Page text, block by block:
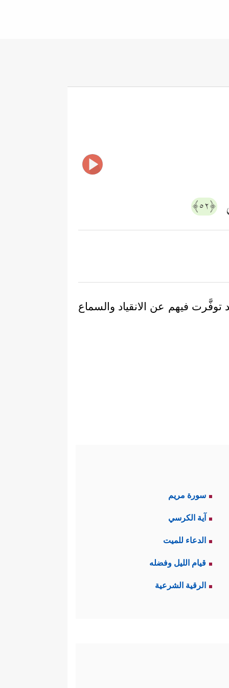
﴿٥٢﴾
توفَّرت فيهم عن الانقياد والسماع
سورة مريم
آية الكرسي
الدعاء للميت
قيام الليل وفضله
الرقية الشرعية